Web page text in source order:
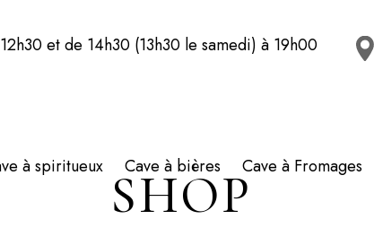
et de 14h30 (13h30 le samedi) à 19h00
à spiritueux Cave à bières Cave à Fromages
SHOP